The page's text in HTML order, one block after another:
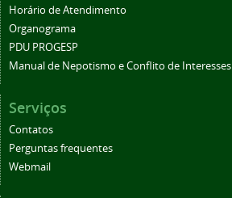
Horário de Atendimento
Organograma
PDU PROGESP
Manual de Nepotismo e Conflito de Interesses
Serviços
Contatos
Perguntas frequentes
Webmail